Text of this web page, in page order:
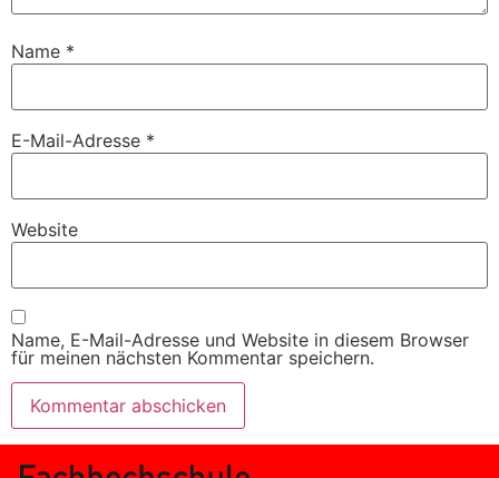
Name *
E-Mail-Adresse *
Website
Name, E-Mail-Adresse und Website in diesem Browser
für meinen nächsten Kommentar speichern.